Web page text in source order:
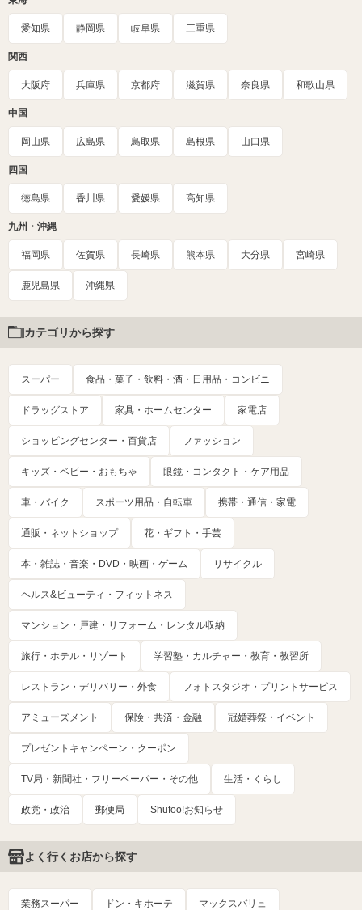
愛知県 静岡県 岐阜県 三重県
関西
大阪府 兵庫県 京都府 滋賀県 奈良県 和歌山県
中国
岡山県 広島県 鳥取県 島根県 山口県
四国
徳島県 香川県 愛媛県 高知県
九州・沖縄
福岡県 佐賀県 長崎県 熊本県 大分県 宮崎県
鹿児島県 沖縄県
カテゴリから探す
スーパー 食品・菓子・飲料・酒・日用品・コンビニ
ドラッグストア 家具・ホームセンター 家電店
ショッピングセンター・百貨店 ファッション
キッズ・ベビー・おもちゃ 眼鏡・コンタクト・ケア用品
車・バイク スポーツ用品・自転車 携帯・通信・家電
通販・ネットショップ 花・ギフト・手芸
本・雑誌・音楽・DVD・映画・ゲーム リサイクル
ヘルス&ビューティ・フィットネス
マンション・戸建・リフォーム・レンタル収納
旅行・ホテル・リゾート 学習塾・カルチャー・教育・教習所
レストラン・デリバリー・外食 フォトスタジオ・プリントサービス
アミューズメント 保険・共済・金融 冠婚葬祭・イベント
プレゼントキャンペーン・クーポン
TV局・新聞社・フリーペーパー・その他 生活・くらし
政党・政治 郵便局 Shufoo!お知らせ
よく行くお店から探す
業務スーパー ドン・キホーテ マックスバリュ